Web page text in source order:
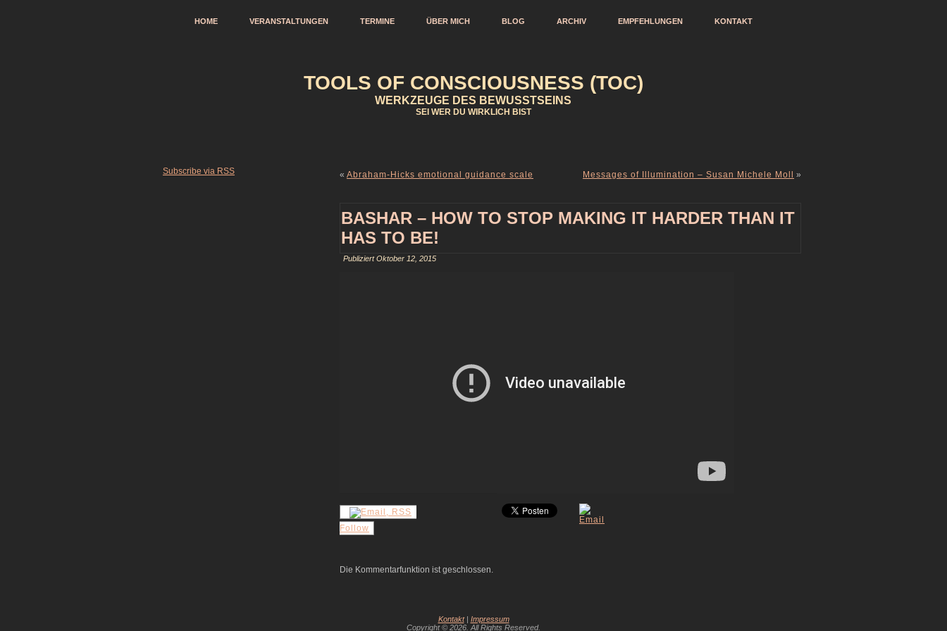
HOME VERANSTALTUNGEN TERMINE ÜBER MICH BLOG ARCHIV EMPFEHLUNGEN KONTAKT
TOOLS OF CONSCIOUSNESS (TOC)
WERKZEUGE DES BEWUSSTSEINS
SEI WER DU WIRKLICH BIST
Subscribe via RSS « Abraham-Hicks emotional guidance scale Messages of Illumination – Susan Michele Moll »
BASHAR – HOW TO STOP MAKING IT HARDER THAN IT
HAS TO BE!
Publiziert Oktober 12, 2015
Follow
Die Kommentarfunktion ist geschlossen.
Kontakt| Impressum
Copyright © 2026. All Rights Reserved.